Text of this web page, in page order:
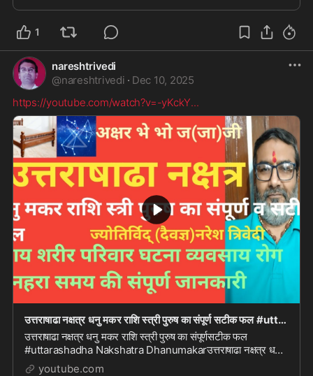
1
nareshtrivedi
@nareshtrivedi · Dec 10, 2025
https://youtube.com/watch?v=-yKckY...
उत्तराषाढा नक्षत्र धनु मकर राशि स्त्री पुरुष का संपूर्ण सटीक फल #uttarashadha Nakshatra Dhanu m
उत्तराषाढा नक्षत्र धनु मकर राशि स्त्री पुरुष का संपूर्णसटीक फल
#uttarashadha Nakshatra Dhanumakarउत्तराषाढा नक्षत्र धनु
मकर राशि स्त्री पुरुष का संपूर्णसटीक ...
youtube.com